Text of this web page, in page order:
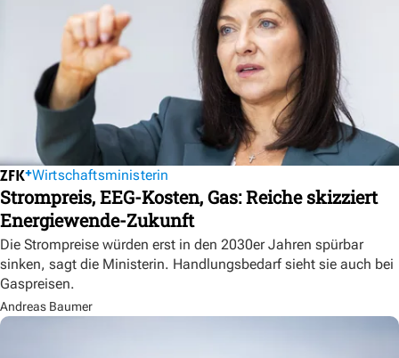
Wirtschaftsministerin
Strompreis, EEG-Kosten, Gas: Reiche skizziert
Energiewende-Zukunft
Die Strompreise würden erst in den 2030er Jahren spürbar
sinken, sagt die Ministerin. Handlungsbedarf sieht sie auch bei
Gaspreisen.
Andreas Baumer